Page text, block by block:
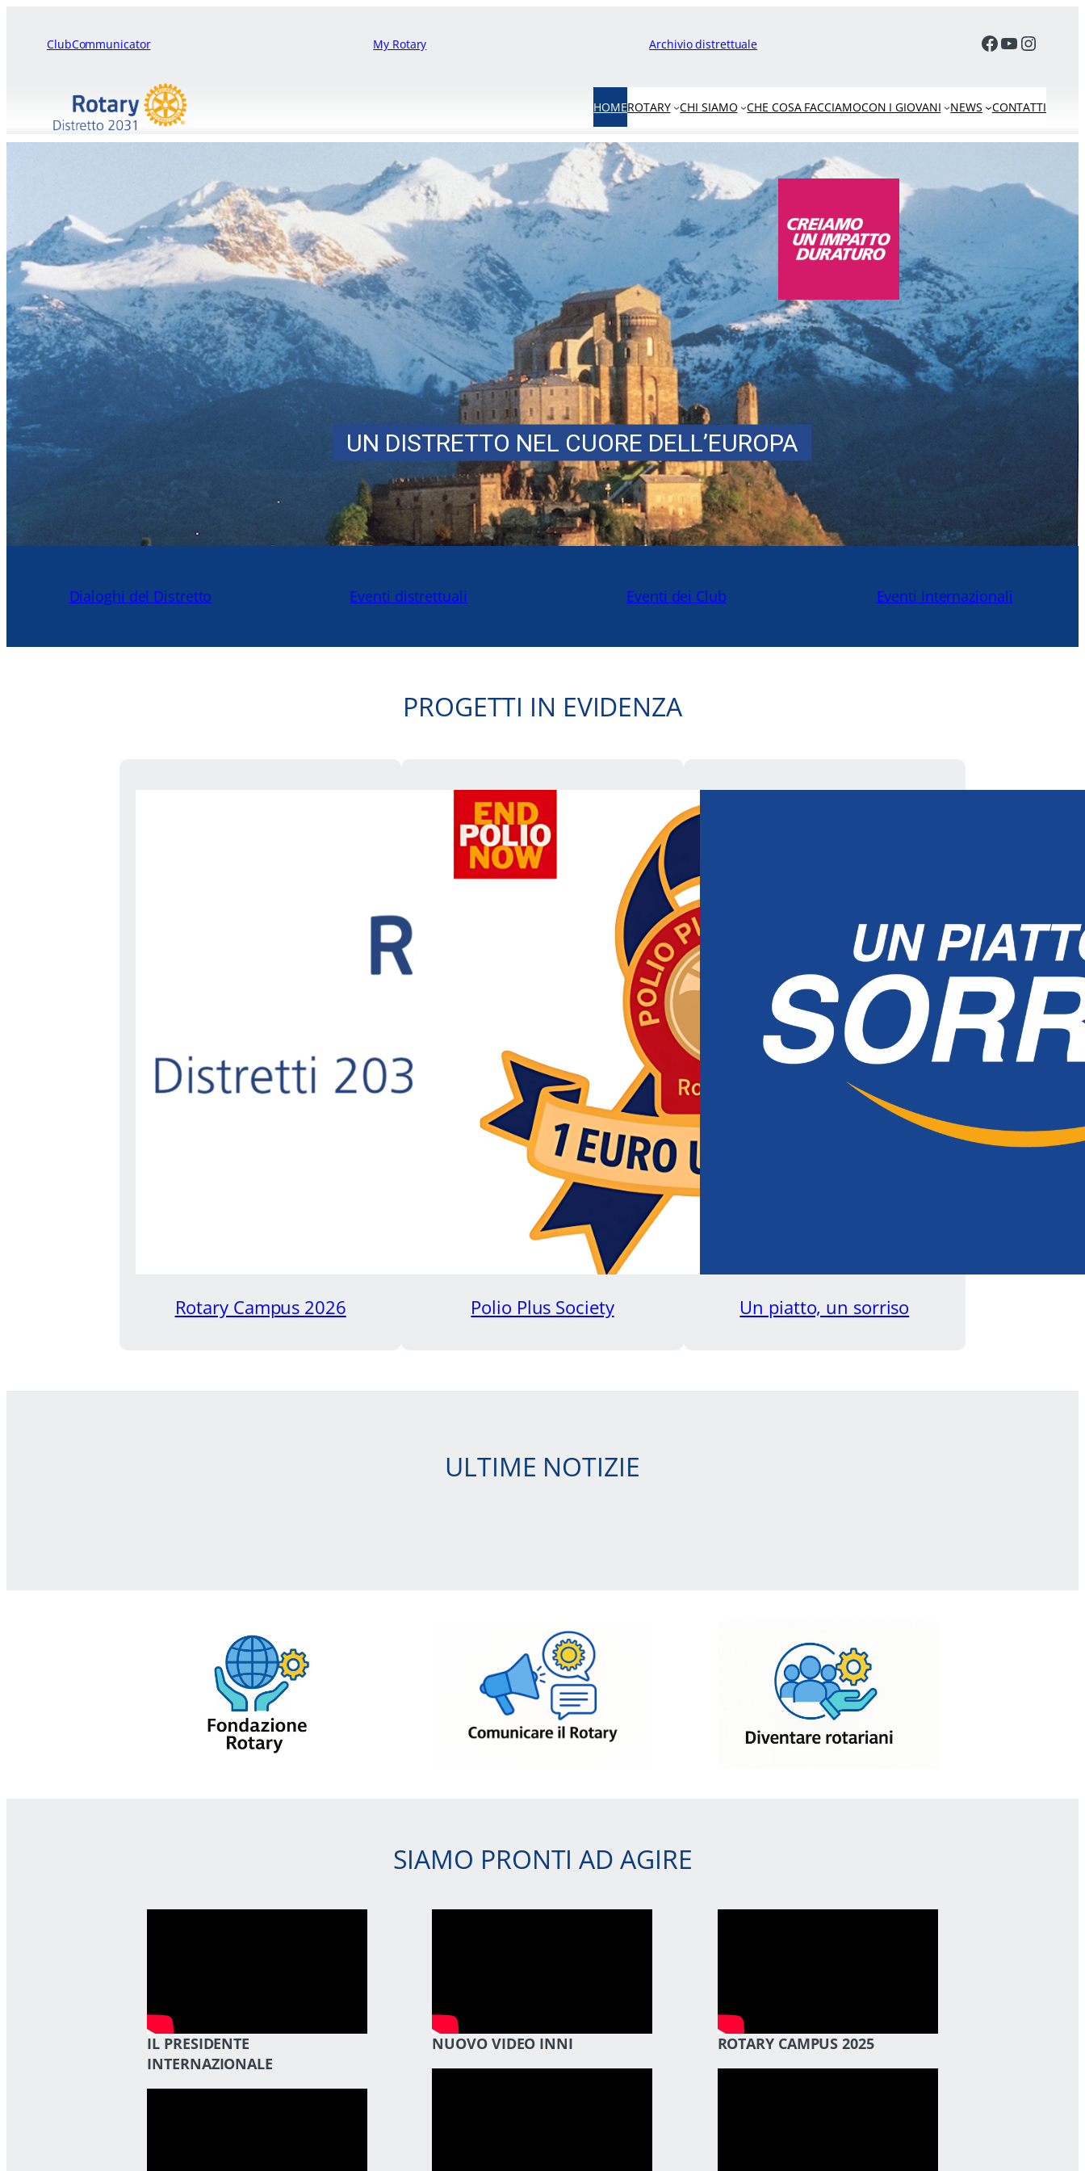
ClubCommunicator My Rotary Archivio distrettuale facebook
youtube
HOMEROTARY CHI SIAMO CHE COSA FACCIAMOCON I GIOVANI NEWS CONTATTI
UN DISTRETTO NEL CUORE DELL’EUROPA
Dialoghi del Distretto Eventi distrettuali Eventi dei Club Eventi Internazionali
PROGETTI IN EVIDENZA
Rotary Campus 2026 Polio Plus Society Un piatto, un sorriso
ULTIME NOTIZIE
SIAMO PRONTI AD AGIRE
IL PRESIDENTE
INTERNAZIONALE
NUOVO VIDEO INNI ROTARY CAMPUS 2025